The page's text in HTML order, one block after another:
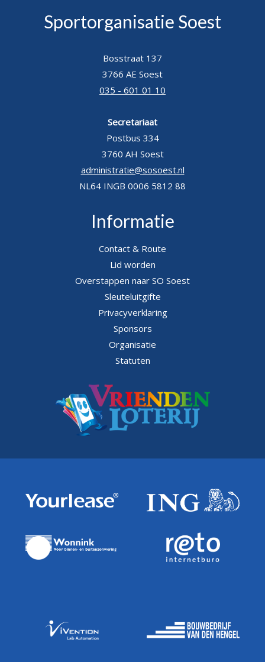
Sportorganisatie Soest
Bosstraat 137
3766 AE Soest
035 - 601 01 10
Secretariaat
Postbus 334
3760 AH Soest
administratie@sosoest.nl
NL64 INGB 0006 5812 88
Informatie
Contact & Route
Lid worden
Overstappen naar SO Soest
Sleuteluitgifte
Privacyverklaring
Sponsors
Organisatie
Statuten